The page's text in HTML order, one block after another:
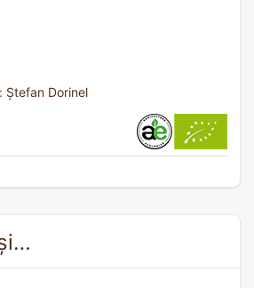
Ștefan Dorinel